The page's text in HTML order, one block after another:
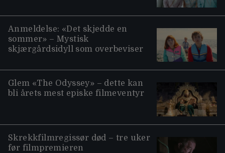
Anmeldelse: «Det skjedde en
sommer» – Mystisk
skjærgårdsidyll som overbeviser
Glem «The Odyssey» – dette kan
bli årets mest episke filmeventyr
Skrekkfilmregissør død – tre uker
før filmpremieren